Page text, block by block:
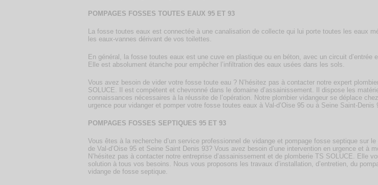
POMPAGES FOSSES TOUTES EAUX 95 ET 93
La fosse toutes eaux est connectée à une canalisation de collecte qui lui porte toutes les eaux
les eaux-vannes dérivant de vos toilettes.
En général, la fosse toutes eaux est une cuve en plastique ou en béton, avec un circuit d’entrée
Elle est absolument étanche pour empêcher l’infiltration des eaux usées dans les sols.
Vous avez besoin de vider votre fosse toute eau ? N’hésitez pas à contacter notre expert
SOLUCE. Il est compétent et chevronné dans le domaine d’assainissement. Il dispose les
connaissances nécessaires à la réussite de l’opération. Notre plombier vidangeur se déplace
urgence pour vidanger et pomper votre fosse toutes eaux à Val-d’Oise 95 ou à Seine Saint-Denis
POMPAGES FOSSES SEPTIQUES 95 ET 93
Vous êtes à la recherche d’un service professionnel de vidange et pompage fosse septique sur le
de Val-d’Oise 95 et Seine Saint Denis 93? Vous avez besoin d’une intervention en urgence et à
N’hésitez pas à contacter notre entreprise d’assainissement et de plomberie TS SOLUCE. Elle
solution à tous vos besoins. Nous vous proposons les travaux d’installation, d’entretien, du
vidange de fosse septique.